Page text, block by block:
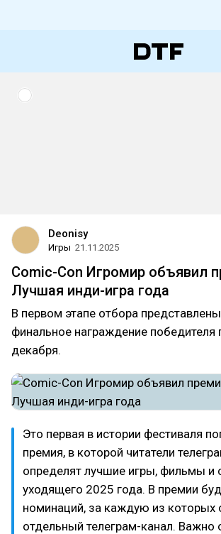
Deonisy
Игры 21.11.2025
Comic-Con Игромир объявил
Лучшая инди-игра года
В первом этапе отбора
финальное награждение победителя
декабря.
Это первая в истории фестиваля
премия, в которой читатели
определят лучшие игры, фильмы и
уходящего 2025 года. В премии
номинаций, за каждую из которых
отдельный телеграм-канал. Важно